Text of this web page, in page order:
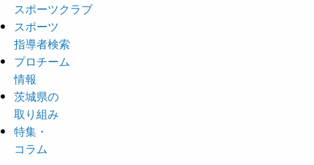
スポーツクラブ
スポーツ
指導者検索
プロチーム
情報
茨城県の
取り組み
特集・
コラム